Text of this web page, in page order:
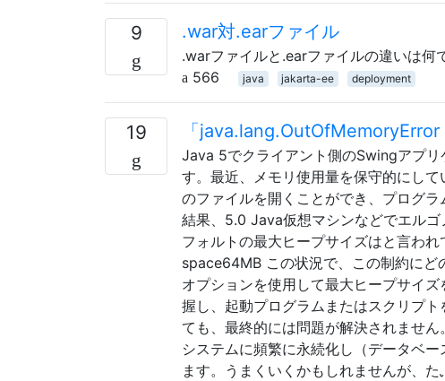
9 .war対.earファイル
.warファイルと.earファイルの違いは何
566
java jakarta-ee deployment
19 「
Java 5でクライアント側のSwingアプリ
す。最近、メモリ使用量を保守的にし
のファイルを開くことができ、プログ
結果、5.0 Java仮想マシンなどでエル
フォルトの最大ヒープサイズはと言わ
space64MB この状況で、この制約に
オプションを使用して最大ヒープサイ
握し、起動プログラムまたはスクリプ
ても、最終的には問題が解決されませ
システムに頻繁に永続化し（データベ
ます。うまくいくかもしれませんが、